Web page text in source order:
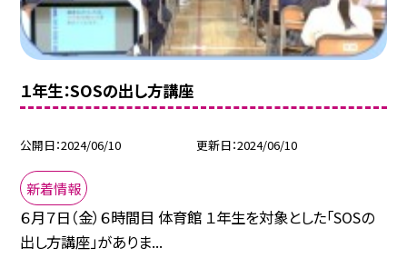
１年生：SOSの出し方講座
公開日 2024/06/10 更新日 2024/06/10
新着情報
６月７日（金）６時間目 体育館 １年生を対象とした「SOSの
出し方講座」がありま...